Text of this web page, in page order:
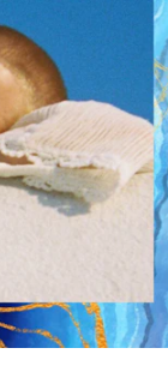
AKTUELT
Arrangementer
Nyheter og
Ledige stillinger